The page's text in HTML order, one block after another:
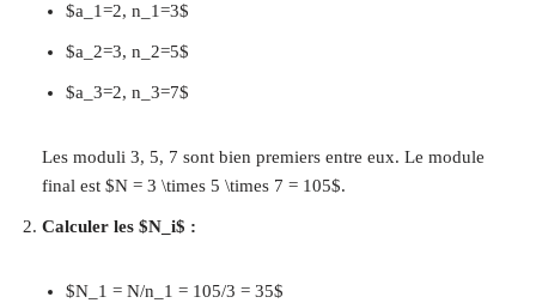
$a_1=2, n_1=3$
$a_2=3, n_2=5$
$a_3=2, n_3=7$
Les moduli 3, 5, 7 sont bien premiers entre eux. Le module
final est $N = 3 \times 5 \times 7 = 105$.
Calculer les $N_i$ :
$N_1 = N/n_1 = 105/3 = 35$